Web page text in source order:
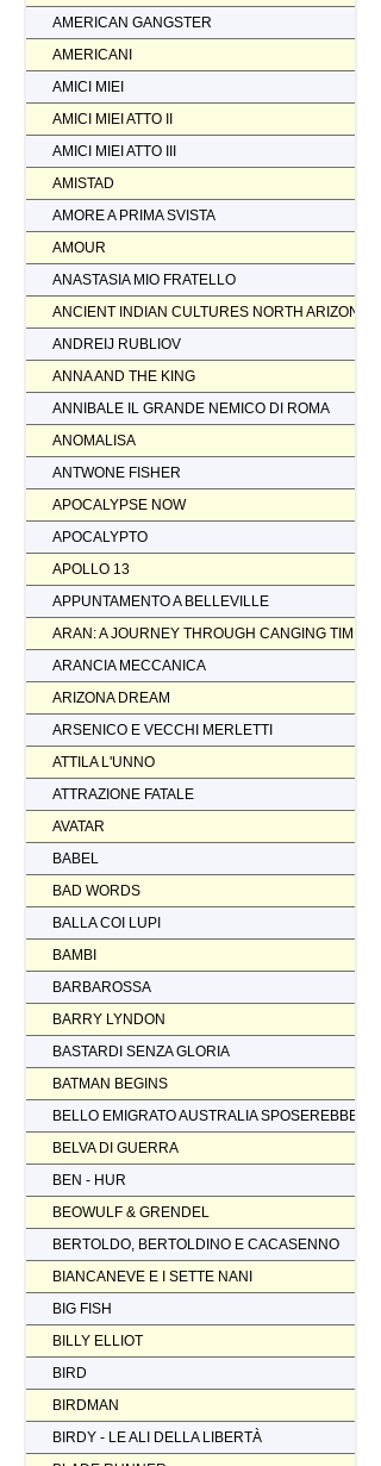
AMERICAN GANGSTER
AMERICANI
AMICI MIEI
AMICI MIEI ATTO II
AMICI MIEI ATTO III
AMISTAD
AMORE A PRIMA SVISTA
AMOUR
ANASTASIA MIO FRATELLO
ANCIENT INDIAN CULTURES NORTH ARIZONA
ANDREIJ RUBLIOV
ANNA AND THE KING
ANNIBALE IL GRANDE NEMICO DI ROMA
ANOMALISA
ANTWONE FISHER
APOCALYPSE NOW
APOCALYPTO
APOLLO 13
APPUNTAMENTO A BELLEVILLE
ARAN: A JOURNEY THROUGH CANGING TIMES
ARANCIA MECCANICA
ARIZONA DREAM
ARSENICO E VECCHI MERLETTI
ATTILA L'UNNO
ATTRAZIONE FATALE
AVATAR
BABEL
BAD WORDS
BALLA COI LUPI
BAMBI
BARBAROSSA
BARRY LYNDON
BASTARDI SENZA GLORIA
BATMAN BEGINS
BELLO EMIGRATO AUSTRALIA SPOSEREBBE
BELVA DI GUERRA
BEN - HUR
BEOWULF & GRENDEL
BERTOLDO, BERTOLDINO E CACASENNO
BIANCANEVE E I SETTE NANI
BIG FISH
BILLY ELLIOT
BIRD
BIRDMAN
BIRDY - LE ALI DELLA LIBERTÀ